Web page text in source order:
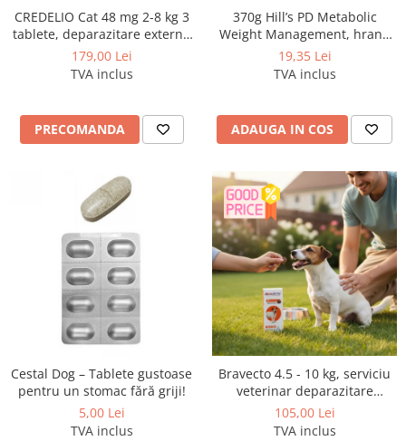
CREDELIO Cat 48 mg 2-8 kg 3
tablete, deparazitare externa
pentru pisici
179,00 Lei
TVA inclus
PRECOMANDA
370g Hill’s PD Metabolic
Weight Management, hrană
umedă dietă veterinară
pentru caini cu probleme de
19,35 Lei
TVA inclus
ADAUGA IN COS
Cestal Dog – Tablete gustoase
pentru un stomac fără griji!
5,00 Lei
TVA inclus
Bravecto 4.5 - 10 kg, serviciu
veterinar deparazitare
externă pentru câini
105,00 Lei
TVA inclus